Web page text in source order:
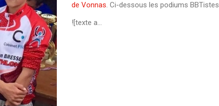
de Vonnas. Ci-dessous les podiums BBTistes
![texte a...